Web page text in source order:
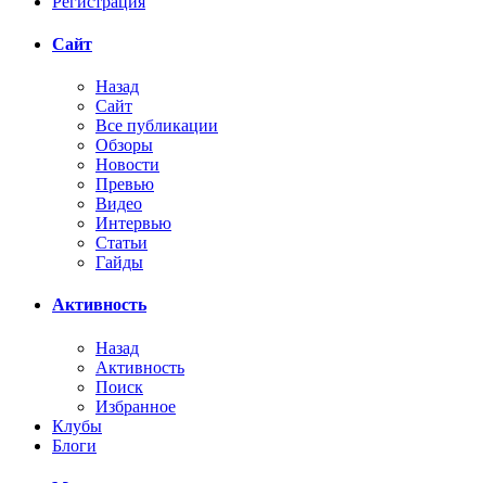
Сайт
Назад
Сайт
Все публикации
Обзоры
Новости
Превью
Видео
Интервью
Статьи
Гайды
Активность
Назад
Активность
Поиск
Избранное
Клубы
Блоги